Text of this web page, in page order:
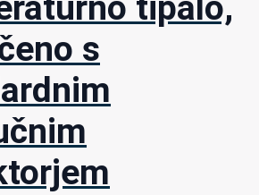
tipalo,
s